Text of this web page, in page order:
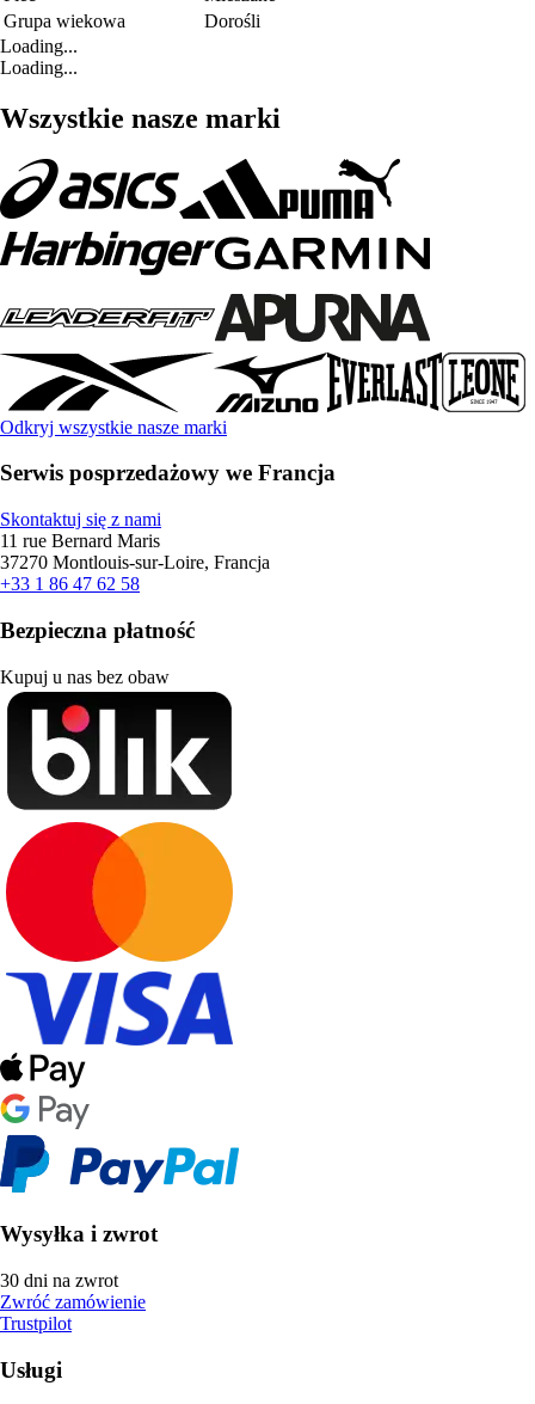
Grupa wiekowa
Dorośli
Loading...
Loading...
Wszystkie nasze marki
Odkryj wszystkie nasze marki
Serwis posprzedażowy we Francja
Skontaktuj się z nami
11 rue Bernard Maris
37270 Montlouis-sur-Loire, Francja
+33 1 86 47 62 58
Bezpieczna płatność
Kupuj u nas bez obaw
Wysyłka i zwrot
30 dni na zwrot
Zwróć zamówienie
Trustpilot
Usługi